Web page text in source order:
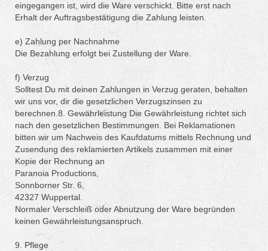
eingegangen ist, wird die Ware verschickt. Bitte erst nach
Erhalt der Auftragsbestätigung die Zahlung leisten.
e) Zahlung per Nachnahme
Die Bezahlung erfolgt bei Zustellung der Ware.
f) Verzug
Solltest Du mit deinen Zahlungen in Verzug geraten, behalten
wir uns vor, dir die gesetzlichen Verzugszinsen zu
berechnen.8. Gewährleistung Die Gewährleistung richtet sich
nach den gesetzlichen Bestimmungen. Bei Reklamationen
bitten wir um Nachweis des Kaufdatums mittels Rechnung und
Zusendung des reklamierten Artikels zusammen mit einer
Kopie der Rechnung an
Paranoia Productions,
Sonnborner Str. 6,
42327 Wuppertal.
Normaler Verschleiß oder Abnutzung der Ware begründen
keinen Gewährleistungsanspruch.
9. Pflege